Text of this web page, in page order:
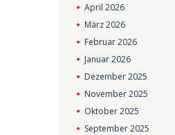
April2026
März2026
Februar2026
Januar2026
Dezember2025
November2025
Oktober2025
September2025